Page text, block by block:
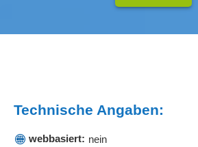
Technische Angaben:
webbasiert: nein